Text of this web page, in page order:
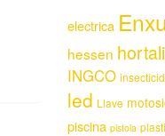
electrica
hessen
INGCO
led Llave
piscina pistola